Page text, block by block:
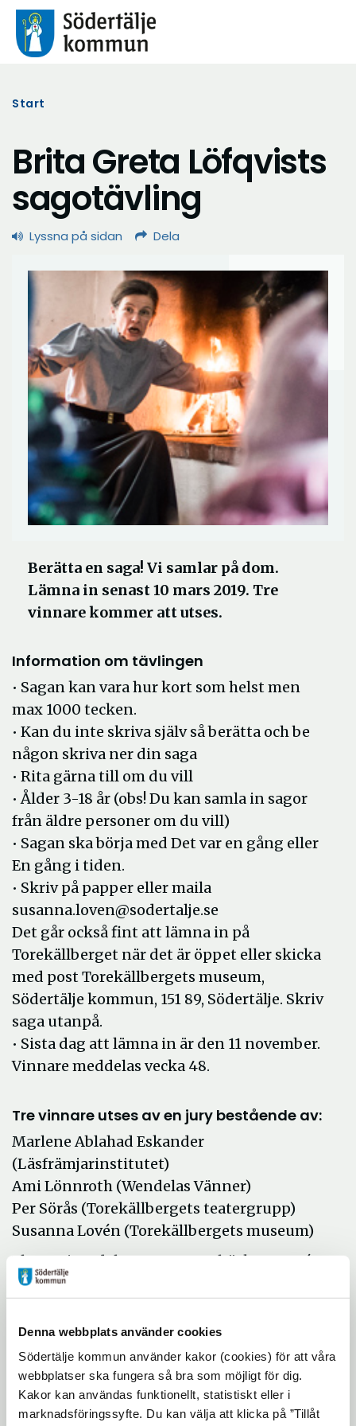
Denna webbplats använder cookies
Södertälje kommun använder kakor (cookies) för att våra
webbplatser ska fungera så bra som möjligt för dig.
Kakor kan användas funktionellt, statistiskt eller i
marknadsföringssyfte. Du kan välja att klicka på ”Tillåt
Start
Brita Greta Löfqvists
sagotävling
Lyssna på sidan Dela
Berätta en saga! Vi samlar på dom.
Lämna in senast 10 mars 2019. Tre
vinnare kommer att utses.
Information om tävlingen
• Sagan kan vara hur kort som helst men
max 1000 tecken.
• Kan du inte skriva själv så berätta och be
någon skriva ner din saga
• Rita gärna till om du vill
• Ålder 3-18 år (obs! Du kan samla in sagor
från äldre personer om du vill)
• Sagan ska börja med Det var en gång eller
En gång i tiden.
• Skriv på papper eller maila
susanna.loven@sodertalje.se
Det går också fint att lämna in på
Torekällberget när det är öppet eller skicka
med post Torekällbergets museum,
Södertälje kommun, 151 89, Södertälje. Skriv
saga utanpå.
• Sista dag att lämna in är den 11 november.
Vinnare meddelas vecka 48.
Tre vinnare utses av en jury bestående av:
Marlene Ablahad Eskander
(Läsfrämjarinstitutet)
Ami Lönnroth (Wendelas Vänner)
Per Sörås (Torekällbergets teatergrupp)
Susanna Lovén (Torekällbergets museum)
Flera priser delas ut t ex sagoböcker, entré
till Tom Tits, Sydpoolen och Torekällbergets
hemsidan och läses in så att många kan få
ta del av sagorna.
Vem var Brita Greta?
Sagor har berättats i alla tider och alla